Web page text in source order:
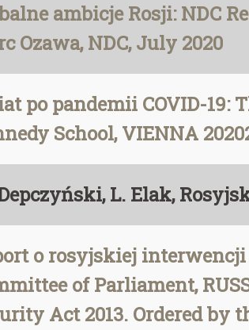
ambicje Rosji: NDC
Ozawa, NDC, July 2020
po pandemii COVID-19:
School, VIENNA
L. Elak,
o rosyjskiej
of Parliament,
Act 2013. Ordered by